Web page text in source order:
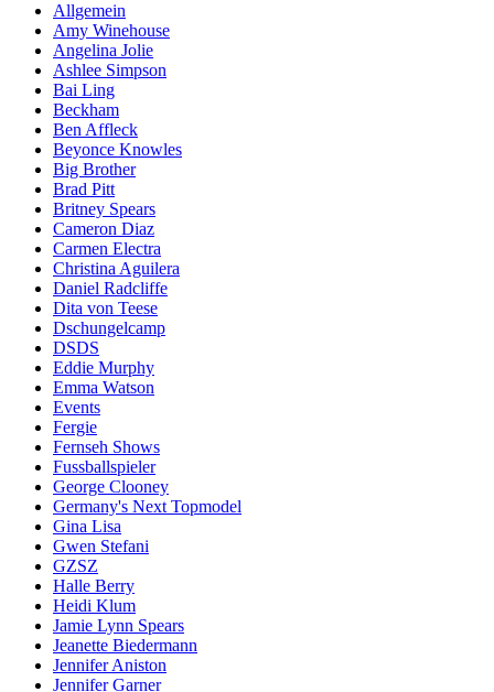
Allgemein
Amy Winehouse
Angelina Jolie
Ashlee Simpson
Bai Ling
Beckham
Ben Affleck
Beyonce Knowles
Big Brother
Brad Pitt
Britney Spears
Cameron Diaz
Carmen Electra
Christina Aguilera
Daniel Radcliffe
Dita von Teese
Dschungelcamp
DSDS
Eddie Murphy
Emma Watson
Events
Fergie
Fernseh Shows
Fussballspieler
George Clooney
Germany's Next Topmodel
Gina Lisa
Gwen Stefani
GZSZ
Halle Berry
Heidi Klum
Jamie Lynn Spears
Jeanette Biedermann
Jennifer Aniston
Jennifer Garner